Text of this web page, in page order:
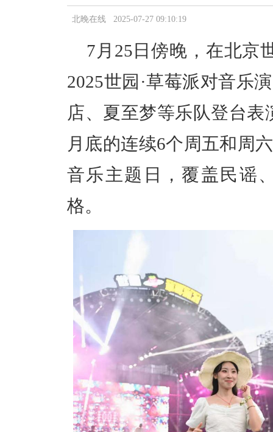
北晚在线 2025-07-27 09:10:19
7月25日傍晚，在北京
2025世园·草莓派对音乐
店、夏至梦等乐队登台表
月底的连续6个周五和周
音乐主题日，覆盖民谣
格。